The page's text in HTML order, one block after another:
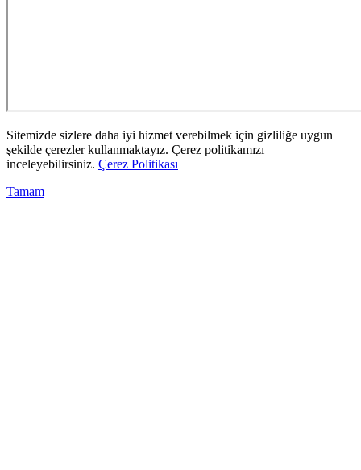
Sitemizde sizlere daha iyi hizmet verebilmek için gizliliğe uygun
şekilde çerezler kullanmaktayız. Çerez politikamızı
inceleyebilirsiniz. Çerez Politikası
Tamam